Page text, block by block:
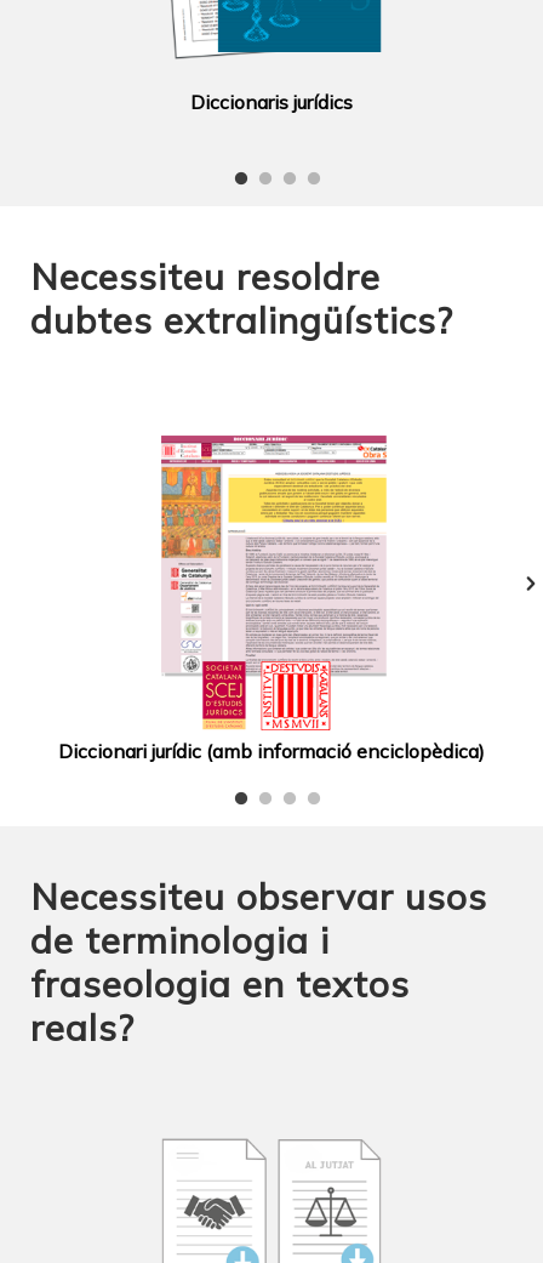
Diccionaris jurídics
Necessiteu resoldre
dubtes extralingüístics?
Diccionari jurídic (amb informació enciclopèdica)
Necessiteu observar usos
de terminologia i
fraseologia en textos
reals?